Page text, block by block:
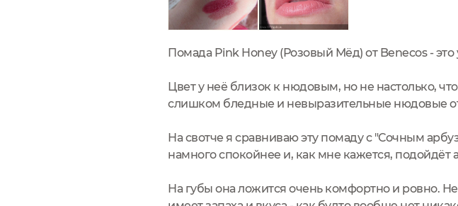
Помада Pink Honey (Розовый Мёд) от Benecos -
Цвет у неё близок к нюдовым, но не настолько,
слишком бледные и невыразительные нюдовые
На свотче я сравниваю эту помаду с "Сочным
намного спокойнее и, как мне кажется, подойдёт
На губы она ложится очень комфортно и ровно.